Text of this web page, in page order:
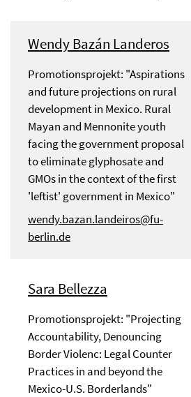
Wendy Bazán Landeros
Promotionsprojekt: "Aspirations
and future projections on rural
development in Mexico. Rural
Mayan and Mennonite youth
facing the government proposal
to eliminate glyphosate and
GMOs in the context of the first
'leftist' government in Mexico"
wendy.bazan.landeiros@fu-
berlin.de
Sara Bellezza
Promotionsprojekt: "Projecting
Accountability, Denouncing
Border Violenc: Legal Counter
Practices in and beyond the
Mexico-U.S. Borderlands"